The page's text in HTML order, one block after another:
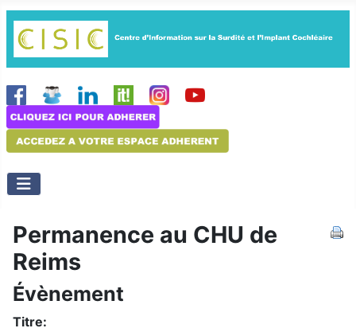
Permanence au CHU de
Reims
Évènement
Titre: